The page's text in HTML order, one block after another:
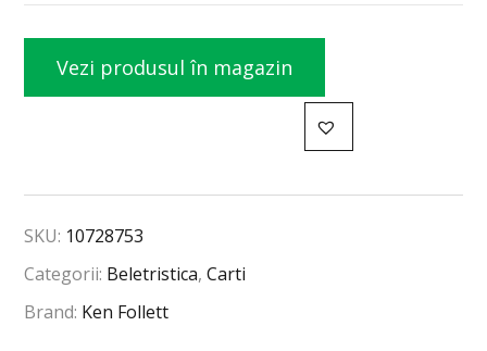
Vezi produsul în magazin
SKU: 10728753
Categorii: Beletristica,Carti
Brand: Ken Follett